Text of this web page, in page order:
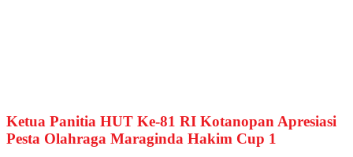
Ketua Panitia HUT Ke-81 RI Kotanopan Apresiasi
Pesta Olahraga Maraginda Hakim Cup 1